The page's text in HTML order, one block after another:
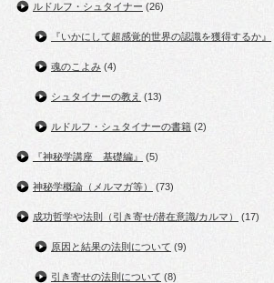
ルドルフ・シュタイナー (26)
『いかにして超感覚的世界の認識を獲得するか』
魂のこよみ (4)
シュタイナーの教え (13)
ルドルフ・シュタイナーの書籍 (2)
『神秘学講座 基礎編』 (5)
神秘学概論（メルマガ等） (73)
成功哲学や法則（引き寄せ/潜在意識/カルマ） (17)
原因と結果の法則について (9)
引き寄せの法則について (8)